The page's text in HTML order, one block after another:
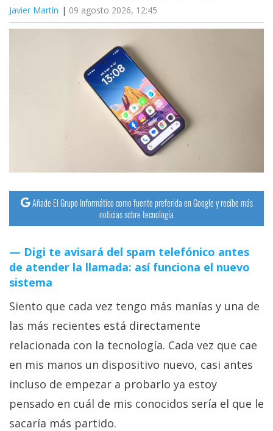
Javier Martín 09 agosto 2026, 12:45
Añade El Grupo Informático como fuente preferida en Google y recibe más
noticias sobre tecnología
Digi te avisará del spam telefónico antes
de atender la llamada: así funciona el nuevo
sistema
Siento que cada vez tengo más manías y una de
las más recientes está directamente
relacionada con la tecnología. Cada vez que cae
en mis manos un dispositivo nuevo, casi antes
incluso de empezar a probarlo ya estoy
pensado en cuál de mis conocidos sería el que le
sacaría más partido.